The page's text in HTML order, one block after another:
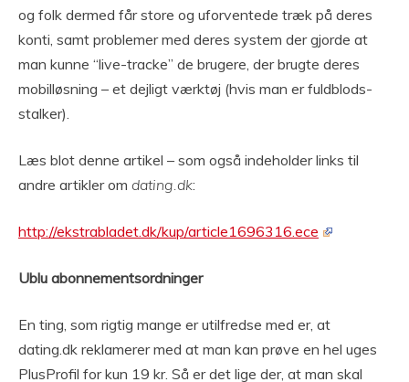
og folk dermed får store og uforventede træk på deres
konti, samt problemer med deres system der gjorde at
man kunne “live-tracke” de brugere, der brugte deres
mobilløsning – et dejligt værktøj (hvis man er fuldblods-
stalker).
Læs blot denne artikel – som også indeholder links til
andre artikler om dating.dk:
http://ekstrabladet.dk/kup/article1696316.ece
Ublu abonnementsordninger
En ting, som rigtig mange er utilfredse med er, at
dating.dk reklamerer med at man kan prøve en hel uges
PlusProfil for kun 19 kr. Så er det lige der, at man skal